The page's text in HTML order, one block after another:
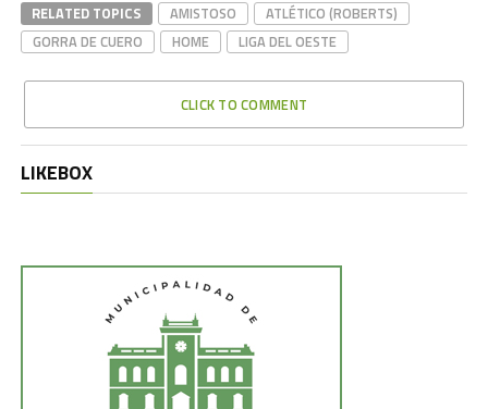
RELATED TOPICS AMISTOSO
ATLÉTICO (ROBERTS)
GORRA DE CUERO
HOME LIGA DEL OESTE
CLICK TO COMMENT
LIKEBOX